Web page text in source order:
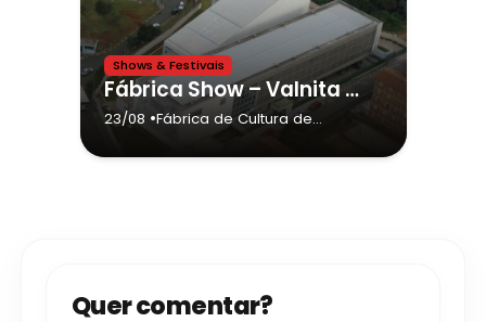
Shows & Festivais
Fábrica Show – Valnita Convida
23/08 •Fábrica de Cultura de
Quer comentar?